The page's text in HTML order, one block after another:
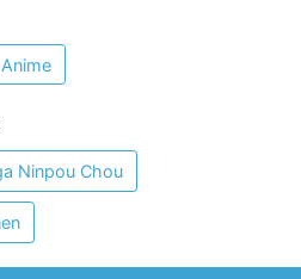
Ninpou Chou